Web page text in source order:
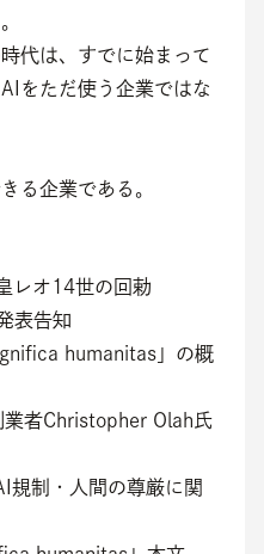
代は、すでに始まって
をただ使う企業ではな
る企業である。
レオ14世の回勅
表告知
humanitas」の概
者Christopher Olah氏
規制・人間の尊厳に関